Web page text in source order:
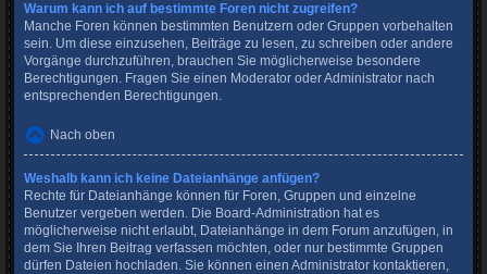
Warum kann ich auf bestimmte Foren nicht zugreifen?
Manche Foren können bestimmten Benutzern oder Gruppen vorbehalten
sein. Um diese einzusehen, Beiträge zu lesen, zu schreiben oder andere
Vorgänge durchzuführen, brauchen Sie möglicherweise besondere
Berechtigungen. Fragen Sie einen Moderator oder Administrator nach
entsprechenden Berechtigungen.
Nach oben
Weshalb kann ich keine Dateianhänge anfügen?
Rechte für Dateianhänge können für Foren, Gruppen und einzelne
Benutzer vergeben werden. Die Board-Administration hat es
möglicherweise nicht erlaubt, Dateianhänge in dem Forum anzufügen, in
dem Sie Ihren Beitrag verfassen möchten, oder nur bestimmte Gruppen
dürfen Dateien hochladen. Sie können einen Administrator kontaktieren,